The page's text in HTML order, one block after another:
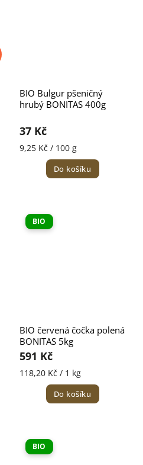
BIO Bulgur pšeničný
hrubý BONITAS 400g
37 Kč
9,25 Kč / 100 g
Do košíku
BIO
BIO červená čočka polená
BONITAS 5kg
591 Kč
118,20 Kč / 1 kg
Do košíku
BIO